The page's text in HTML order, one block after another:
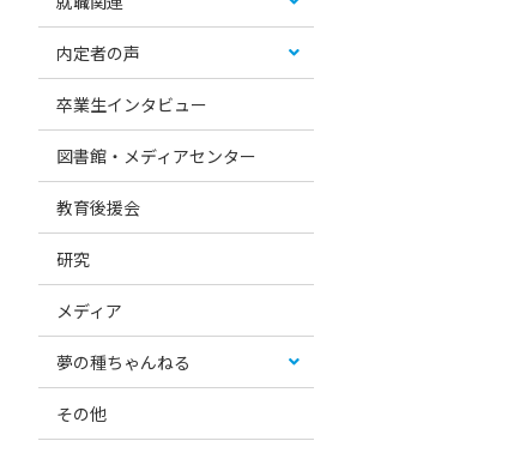
内定者の声
卒業生インタビュー
図書館・メディアセンター
教育後援会
研究
メディア
夢の種ちゃんねる
その他